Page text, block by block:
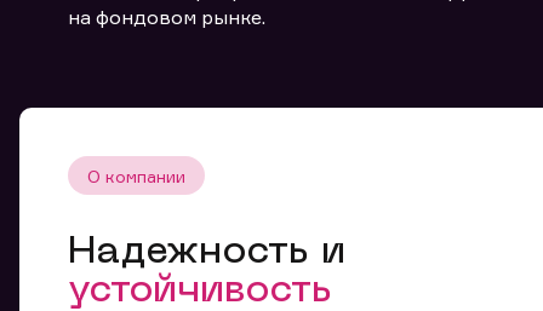
на фондовом рынке.
О компании
Надежность и
устойчивость